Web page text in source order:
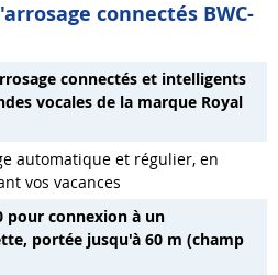
connectés BWC-
connectés et intelligents
vocales de la marque Royal
automatique et régulier, en
vos vacances
pour connexion à un
portée jusqu'à 60 m (champ